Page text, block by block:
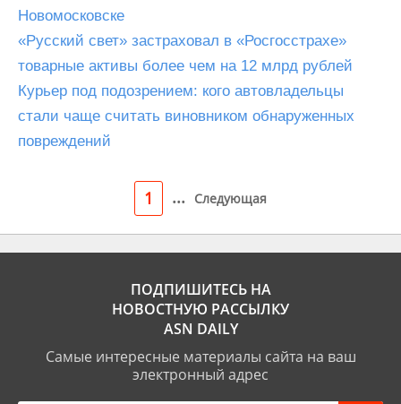
Новомосковске
«Русский свет» застраховал в «Росгосстрахе»
товарные активы более чем на 12 млрд рублей
Курьер под подозрением: кого автовладельцы
стали чаще считать виновником обнаруженных
повреждений
1 ... Следующая
ПОДПИШИТЕСЬ НА
НОВОСТНУЮ РАССЫЛКУ
ASN DAILY
Самые интересные материалы сайта на ваш
электронный адрес